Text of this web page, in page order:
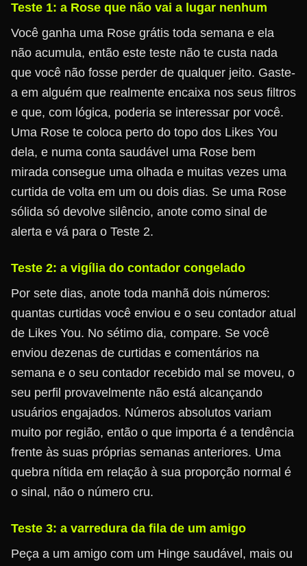
Teste 1: a Rose que não vai a lugar nenhum
Você ganha uma Rose grátis toda semana e ela
não acumula, então este teste não te custa nada
que você não fosse perder de qualquer jeito. Gaste-
a em alguém que realmente encaixa nos seus filtros
e que, com lógica, poderia se interessar por você.
Uma Rose te coloca perto do topo dos Likes You
dela, e numa conta saudável uma Rose bem
mirada consegue uma olhada e muitas vezes uma
curtida de volta em um ou dois dias. Se uma Rose
sólida só devolve silêncio, anote como sinal de
alerta e vá para o Teste 2.
Teste 2: a vigília do contador congelado
Por sete dias, anote toda manhã dois números:
quantas curtidas você enviou e o seu contador atual
de Likes You. No sétimo dia, compare. Se você
enviou dezenas de curtidas e comentários na
semana e o seu contador recebido mal se moveu, o
seu perfil provavelmente não está alcançando
usuários engajados. Números absolutos variam
muito por região, então o que importa é a tendência
frente às suas próprias semanas anteriores. Uma
quebra nítida em relação à sua proporção normal é
o sinal, não o número cru.
Teste 3: a varredura da fila de um amigo
Peça a um amigo com um Hinge saudável, mais ou